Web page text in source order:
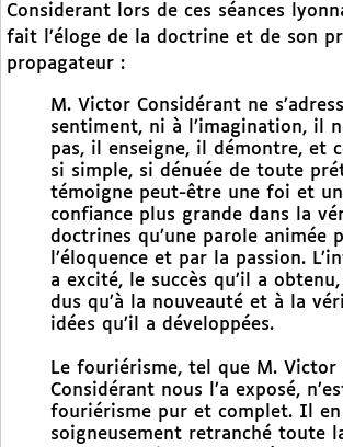
Considerant lors de ces séances
fait l’éloge de la doctrine et de son
propagateur :
M. Victor Considérant ne
sentiment, ni à l’imagination, il
pas, il enseigne, il démontre, et
si simple, si dénuée de toute
témoigne peut-être une foi et
confiance plus grande dans la
doctrines qu’une parole animée
l’éloquence et par la passion.
a excité, le succès qu’il a
dus qu’à la nouveauté et à la
idées qu’il a développées.
Le fouriérisme, tel que M. Victor
Considérant nous l’a exposé,
fouriérisme pur et complet. Il en
soigneusement retranché toute